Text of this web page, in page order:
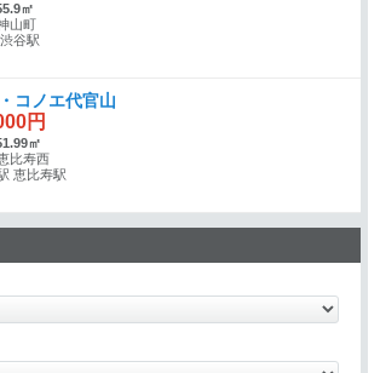
㎡
山町
谷駅
コノエ代官山
円
㎡
比寿西
恵比寿駅